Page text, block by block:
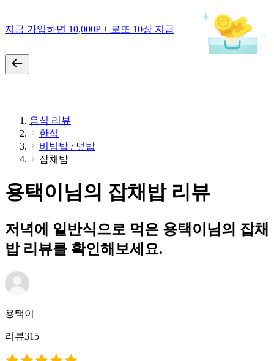
지금 가입하면 10,000P + 로또 10장 지급
음식 리뷰
한식
비빔밥 / 덮밥
잡채밥
용택이님의 잡채밥 리뷰
저녁에 일반식으로 먹은 용택이님의 잡채
밥 리뷰를 확인해보세요.
용택이
리뷰315